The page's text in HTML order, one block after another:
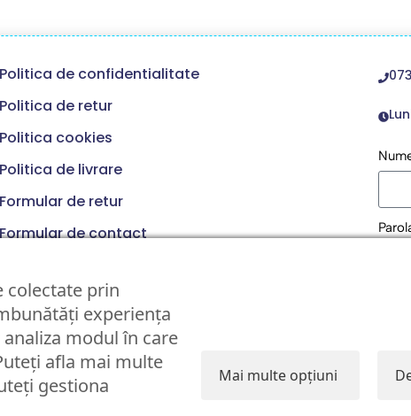
Politica de confidentialitate
Politica de retur
Politica cookies
Politica de livrare
Formular de retur
de contact
Lost
prin
experiența
modul în care
afla mai multe
gestiona
Mai multe opțiuni